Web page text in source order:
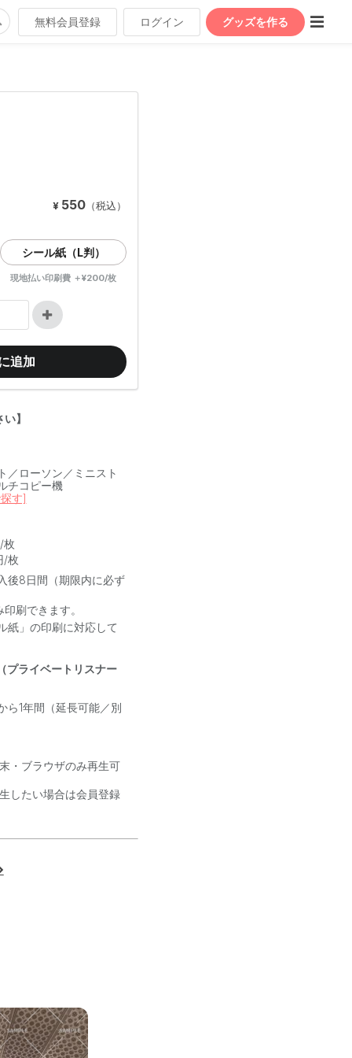
無料会員登録 ログイン グッズを作る
¥ 550 （税込）
シール紙（L判）
現地払い印刷費 ＋¥200/枚
追加
】
／ローソン／ミニスト
チコピー機
す]
枚
/枚
後8日間（期限内に必ず
刷できます。
紙」の印刷に対応して
プライベートリスナー
ら1年間（延長可能／別
・ブラウザのみ再生可
したい場合は会員登録